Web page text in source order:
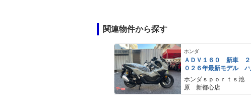
関連物件から探す
ホンダ
ＡＤＶ１６０ 新車 ２
０２６年最新モデル パ
ールスモーキーグレー
スマートキー ２９Ｌ
メットイン ＵＳＢ Ｔ
ホンダｓｐｏｒｔｓ池
原 新都心店